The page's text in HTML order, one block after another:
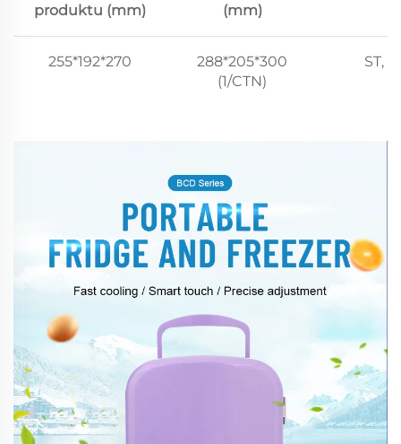
produktu (mm)
(mm)
255*192*270
288*205*300
(1/CTN)
ST,